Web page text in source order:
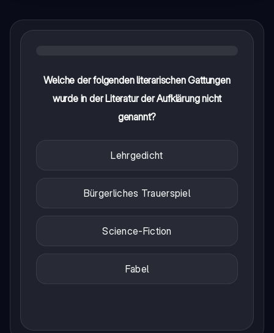
Welche der folgenden literarischen Gattungen
wurde in der Literatur der Aufklärung nicht
genannt?
Lehrgedicht
Bürgerliches Trauerspiel
Science-Fiction
Fabel